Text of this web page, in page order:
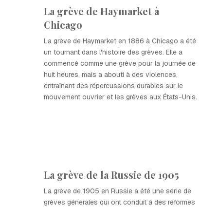
La grève de Haymarket à
Chicago
La grève de Haymarket en 1886 à Chicago a été
un tournant dans l'histoire des grèves. Elle a
commencé comme une grève pour la journée de
huit heures, mais a abouti à des violences,
entraînant des répercussions durables sur le
mouvement ouvrier et les grèves aux États-Unis.
La grève de la Russie de 1905
La grève de 1905 en Russie a été une série de
grèves générales qui ont conduit à des réformes